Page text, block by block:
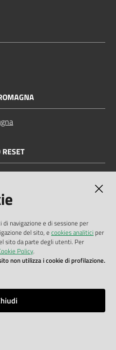
navigazione e di sessione per
del sito, e cookies analitici per
sito da parte degli utenti. Per
Policy.
non utilizza i cookie di profilazione.